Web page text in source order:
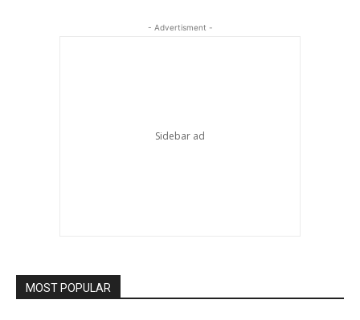
- Advertisment -
MOST POPULAR